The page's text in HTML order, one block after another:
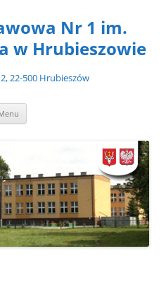
Nr 1 im.
w Hrubieszowie
22-500 Hrubieszów